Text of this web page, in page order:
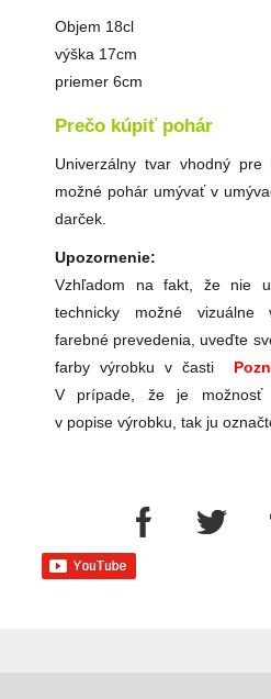
Objem 18cl
výška 17cm
priemer 6cm
Prečo kúpiť pohár
Univerzálny tvar vhodný
možné pohár umývať v
darček.
Upozornenie:
Vzhľadom na fakt, že nie
technicky možné vizuálne
farebné prevedenia, uveďte
farby výrobku v časti
V prípade, že je možnosť
v popise výrobku, tak ju